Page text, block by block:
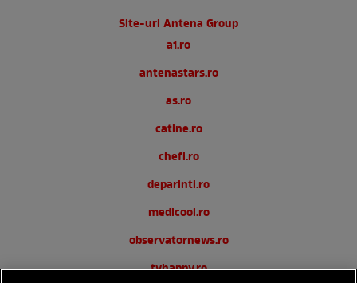
Site-uri Antena Group
a1.ro
antenastars.ro
as.ro
catine.ro
chefi.ro
deparinti.ro
medicool.ro
observatornews.ro
tvhappy.ro